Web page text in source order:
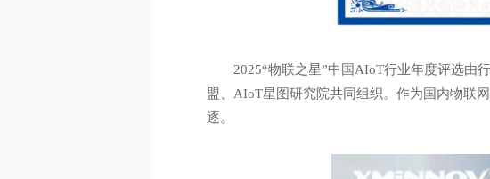
2025“物联之星”中国AIoT行业年度评选由
盟、AIoT星图研究院共同组织。作为国内物联
逐。